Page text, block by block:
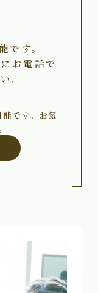
です。
お電話で
。
です。お気